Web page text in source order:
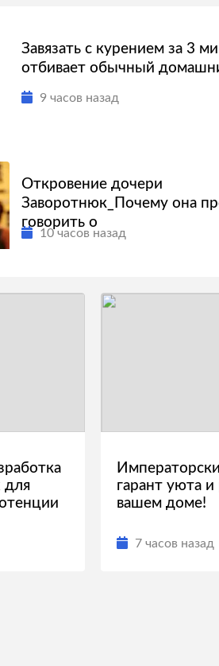
Завязать с курением за 3
отбивает обычный
9 часов назад
Откровение дочери
Заворотнюк_Почему она
говорить о
10 часов назад
для
гарант уюта
вашем доме!
7 часов назад